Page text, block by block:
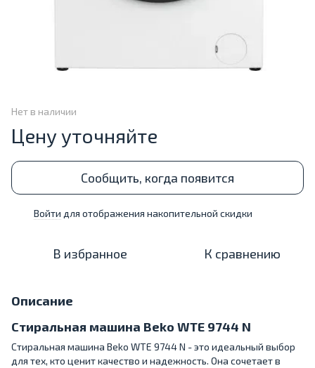
Нет в наличии
Цену уточняйте
Сообщить, когда появится
Войти для отображения накопительной скидки
В избранное К сравнению
Описание
Стиральная машина Beko WTE 9744 N
Стиральная машина Beko WTE 9744 N - это идеальный выбор
для тех, кто ценит качество и надежность. Она сочетает в